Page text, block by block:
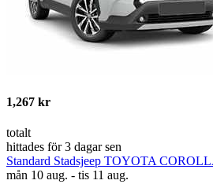
1,267 kr
totalt
hittades för 3 dagar sen
Standard Stadsjeep TOYOTA
mån 10 aug. - tis 11 aug.